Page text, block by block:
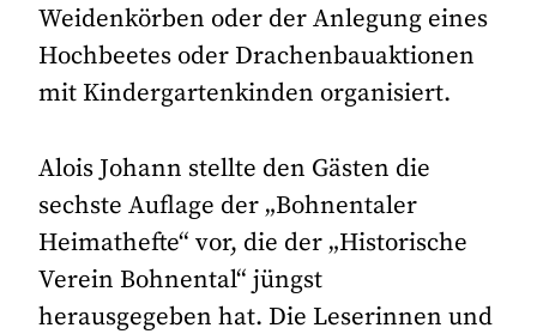
Weidenkörben oder der Anlegung eines
Hochbeetes oder Drachenbauaktionen
mit Kindergartenkinden organisiert.
Alois Johann stellte den Gästen die
sechste Auflage der „Bohnentaler
Heimathefte“ vor, die der „Historische
Verein Bohnental“ jüngst
herausgegeben hat. Die Leserinnen und